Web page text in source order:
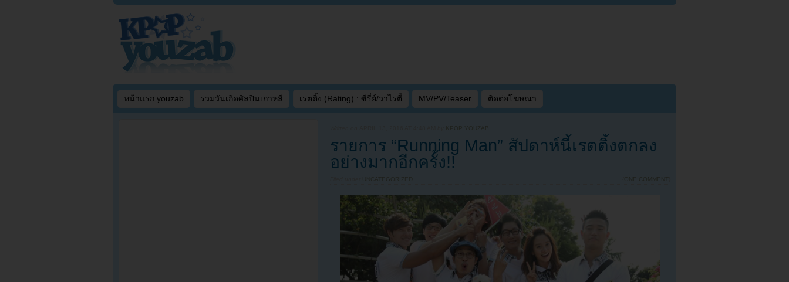
หน้าแรก youzab รวมวันเกิดศิลปินเกาหลี เรตติ้ง (Rating) : ซีรี่ย์/วาไรตี้ MV/PV/Teaser ติดต่อโฆษณา
KPOP YOUZAB
รายการ “Running Man” สัปดาห์นี้เรตติ้งตกลง
อย่างมากอีกครั้ง!!
UNCATEGORIZED ONE COMMENT